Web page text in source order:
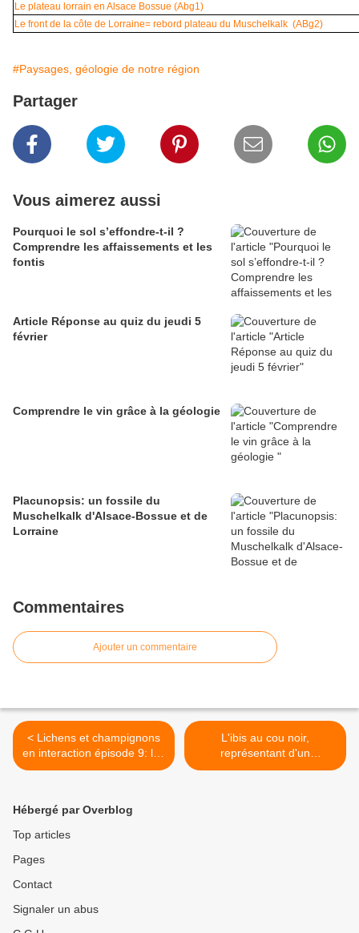
Le plateau lorrain en Alsace Bossue (Abg1)
Le front de la côte de Lorraine= rebord plateau du Muschelkalk (ABg2)
#Paysages, géologie de notre région
Partager
Vous aimerez aussi
Pourquoi le sol s’effondre-t-il ?
Comprendre les affaissements et les
fontis
Article Réponse au quiz du jeudi 5
février
Comprendre le vin grâce à la géologie
Placunopsis: un fossile du
Muschelkalk d'Alsace-Bossue et de
Lorraine
Commentaires
Ajouter un commentaire
< Lichens et champignons
en interaction épisode 9: les
champignons dans le sol et
L'ibis au cou noir,
représentant d'un
écosystème mis à mal >
Hébergé par Overblog
Top articles
Pages
Contact
Signaler un abus